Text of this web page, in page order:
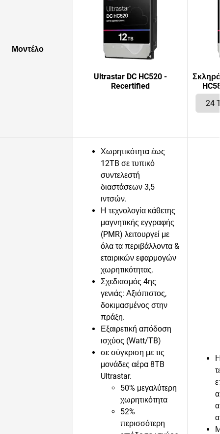
Μοντέλο
Ultrastar DC HC520 -
Recertified
Χωρητικότητα έως
12TB σε τυπικό
συντελεστή
διαστάσεων 3,5
ιντσών.
Η τεχνολογία κάθετης
μαγνητικής εγγραφής
(PMR) λειτουργεί με
όλα τα περιβάλλοντα &
εταιρικών εφαρμογών
χωρητικότητας.
Σχεδιασμός 4ης
γενιάς: Αξιόπιστος,
δοκιμασμένος στην
πράξη.
Εξαιρετική απόδοση
ισχύος (Watt/TB)
σε σύγκριση με τις
μονάδες αέρα 8TB
Ultrastar.
50% μεγαλύτερη
χωρητικότητα
52%
περισσότερη